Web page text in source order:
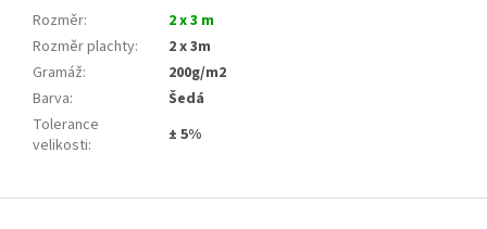
Rozměr:
2 x 3 m
Rozměr plachty:
2 x 3m
Gramáž:
200g/m2
Barva:
Šedá
Tolerance
velikosti: ± 5%